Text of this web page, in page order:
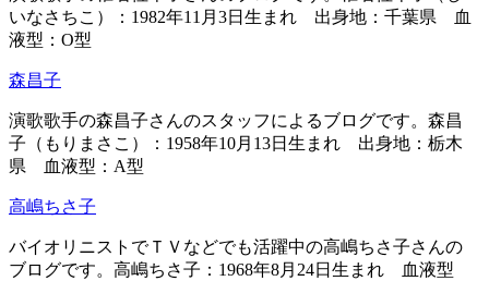
いなさちこ）：1982年11月3日生まれ 出身地：千葉県 血
液型：O型
森昌子
演歌歌手の森昌子さんのスタッフによるブログです。森昌
子（もりまさこ）：1958年10月13日生まれ 出身地：栃木
県 血液型：A型
高嶋ちさ子
バイオリニストでＴＶなどでも活躍中の高嶋ちさ子さんの
ブログです。高嶋ちさ子：1968年8月24日生まれ 血液型